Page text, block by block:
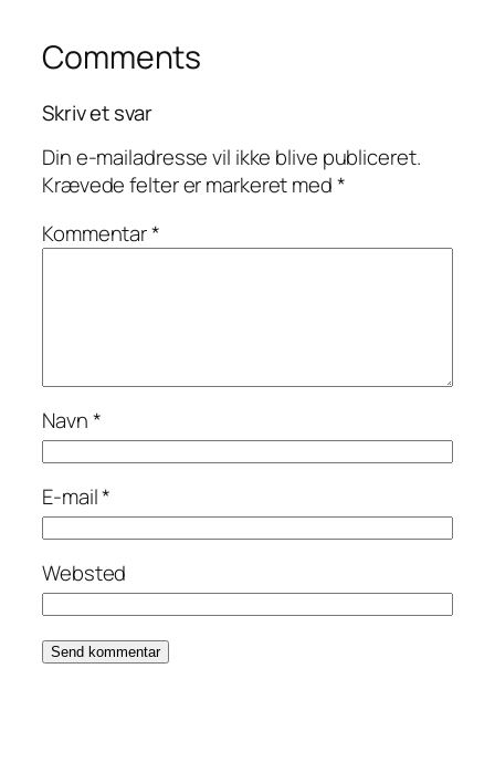
Comments
Skriv et svar
Din e-mailadresse vil ikke blive publiceret.
Krævede felter er markeret med*
Kommentar*
Navn*
E-mail*
Websted